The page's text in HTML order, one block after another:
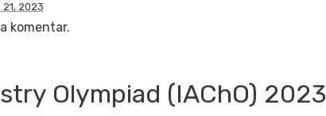
2023
komentar.
Olympiad (IAChO) 2023